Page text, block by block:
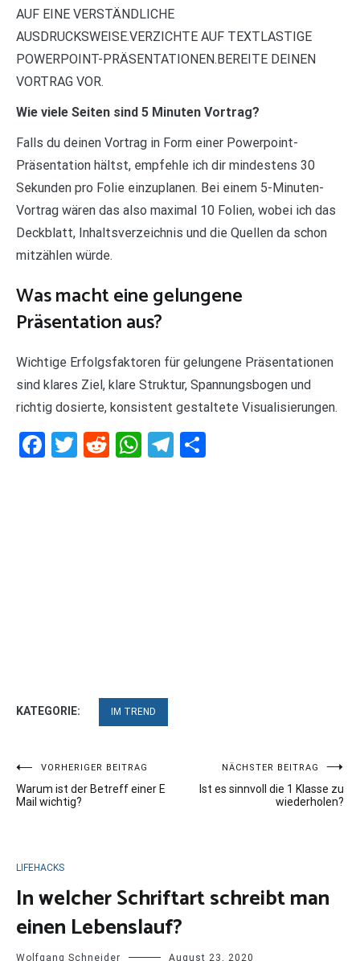
AUF EINE VERSTÄNDLICHE
AUSDRUCKSWEISE.VERZICHTE AUF TEXTLASTIGE
POWERPOINT-PRÄSENTATIONEN.BEREITE DEINEN
VORTRAG VOR.
Wie viele Seiten sind 5 Minuten Vortrag?
Falls du deinen Vortrag in Form einer Powerpoint-
Präsentation hältst, empfehle ich dir mindestens 30
Sekunden pro Folie einzuplanen. Bei einem 5-Minuten-
Vortrag wären das also maximal 10 Folien, wobei ich das
Deckblatt, Inhaltsverzeichnis und die Quellen da schon
mitzählen würde.
Was macht eine gelungene
Präsentation aus?
Wichtige Erfolgsfaktoren für gelungene Präsentationen
sind klares Ziel, klare Struktur, Spannungsbogen und
richtig dosierte, konsistent gestaltete Visualisierungen.
Facebook
Twitter
RedditWhatsApp
Telegram
KATEGORIE: IM TREND
Beitragsnavigation
VORHERIGER BEITRAG
Warum ist der Betreff einer E
Mail wichtig?
NÄCHSTER BEITRAG
Ist es sinnvoll die 1 Klasse zu
wiederholen?
LIFEHACKS
In welcher Schriftart schreibt man
einen Lebenslauf?
Wolfgang Schneider August 23, 2020